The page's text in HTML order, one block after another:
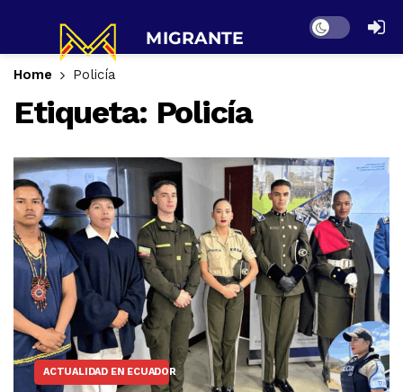
Dark mode
Home Policía
Etiqueta: Policía
ACTUALIDAD EN ECUADOR